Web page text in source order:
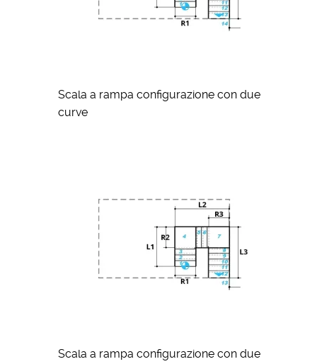
Scala a rampa configurazione con due
curve
Scala a rampa configurazione con due